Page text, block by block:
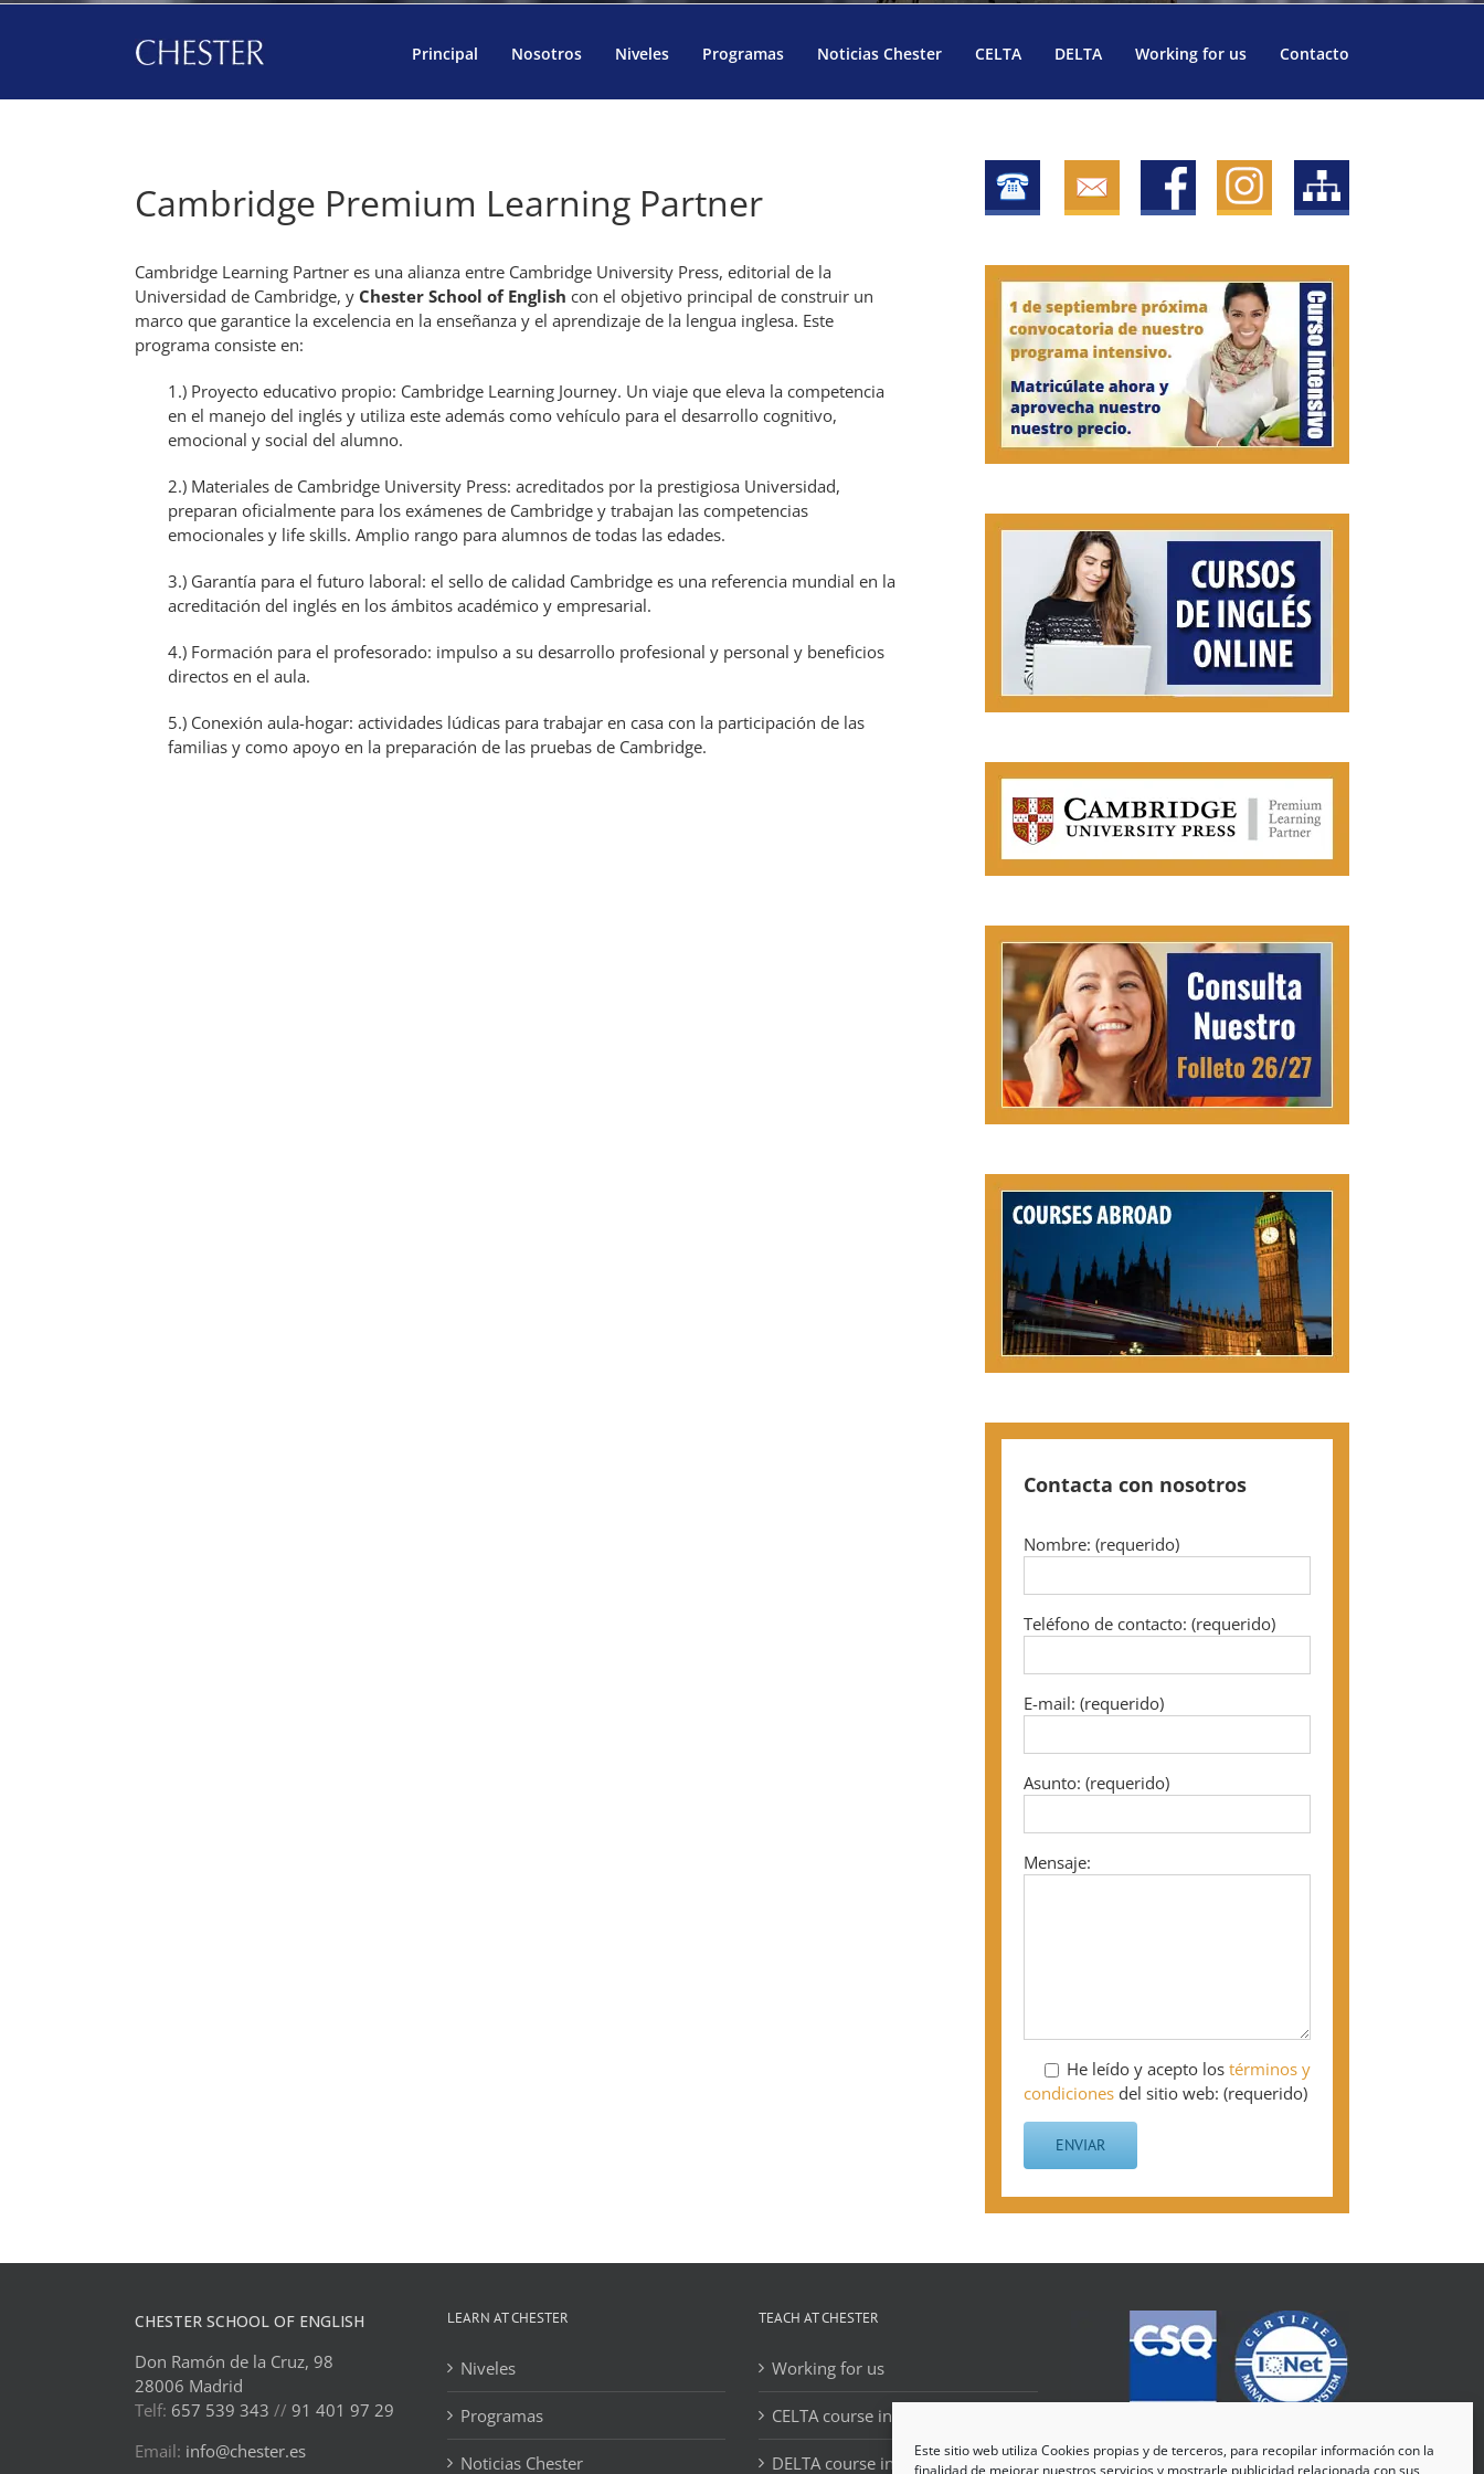
Este sitio web utiliza Cookies propias y de terceros, para recopilar información con la
finalidad de mejorar nuestros servicios y mostrarle publicidad relacionada con sus
Principal Nosotros Niveles Programas Noticias Chester CELTA DELTA Working for us Contacto
Cambridge Premium Learning Partner
Cambridge Learning Partner es una alianza entre Cambridge University Press, editorial de la
Universidad de Cambridge, y Chester School of English con el objetivo principal de construir un
marco que garantice la excelencia en la enseñanza y el aprendizaje de la lengua inglesa. Este
programa consiste en:
1.) Proyecto educativo propio: Cambridge Learning Journey. Un viaje que eleva la competencia
en el manejo del inglés y utiliza este además como vehículo para el desarrollo cognitivo,
emocional y social del alumno.
2.) Materiales de Cambridge University Press: acreditados por la prestigiosa Universidad,
preparan oficialmente para los exámenes de Cambridge y trabajan las competencias
emocionales y life skills. Amplio rango para alumnos de todas las edades.
3.) Garantía para el futuro laboral: el sello de calidad Cambridge es una referencia mundial en la
acreditación del inglés en los ámbitos académico y empresarial.
4.) Formación para el profesorado: impulso a su desarrollo profesional y personal y beneficios
directos en el aula.
5.) Conexión aula-hogar: actividades lúdicas para trabajar en casa con la participación de las
familias y como apoyo en la preparación de las pruebas de Cambridge.
Contacta con nosotros
Nombre: (requerido)
Teléfono de contacto: (requerido)
E-mail: (requerido)
Asunto: (requerido)
Mensaje:
He leído y acepto los términos y
condiciones del sitio web: (requerido)
CHESTER SCHOOL OF ENGLISH
Don Ramón de la Cruz, 98
28006 Madrid
Telf: 657 539 343 // 91 401 97 29
Email: info@chester.es
LEARN AT CHESTER
Niveles
Programas
Noticias Chester
TEACH AT CHESTER
Working for us
CELTA course information
DELTA course information